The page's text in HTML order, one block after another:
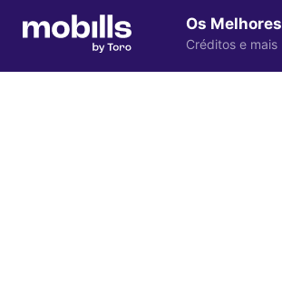
Os Melhores
Créditos e mais